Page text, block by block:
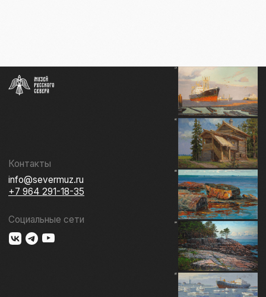
ИЗДАТЕЛЬСТВО
КОНТАКТЫ
Использование материалов сайта
Документы музея
СОБЫТИЯ